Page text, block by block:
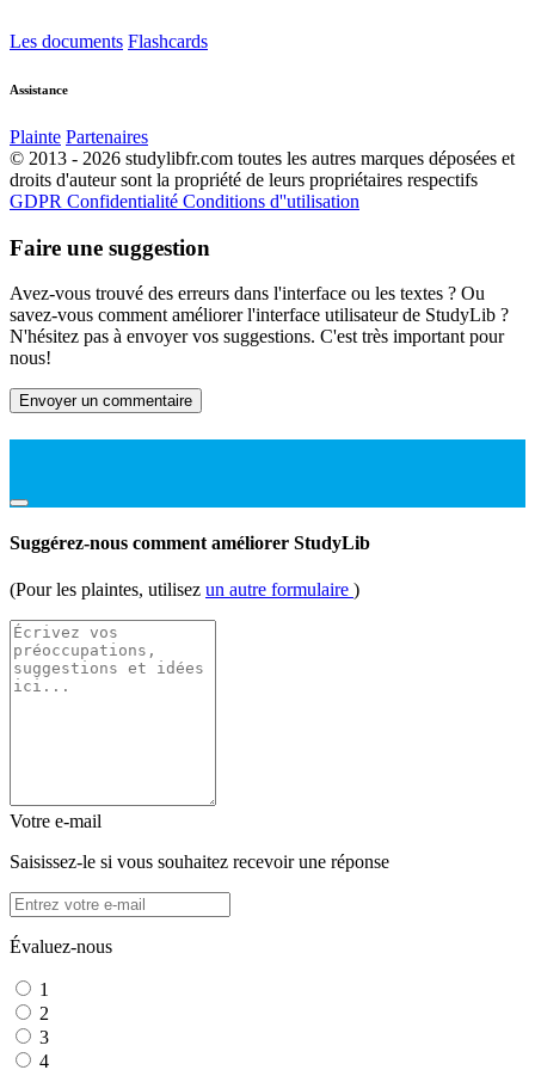
Les documents Flashcards
Assistance
Plainte Partenaires
© 2013 - 2026 studylibfr.com toutes les autres marques déposées et
droits d'auteur sont la propriété de leurs propriétaires respectifs
GDPR Confidentialité Conditions d''utilisation
Faire une suggestion
Avez-vous trouvé des erreurs dans l'interface ou les textes ? Ou
savez-vous comment améliorer l'interface utilisateur de StudyLib ?
N'hésitez pas à envoyer vos suggestions. C'est très important pour
nous!
Envoyer un commentaire
Suggérez-nous comment améliorer StudyLib
(Pour les plaintes, utilisez un autre formulaire )
Votre e-mail
Saisissez-le si vous souhaitez recevoir une réponse
Évaluez-nous
1
2
3
4